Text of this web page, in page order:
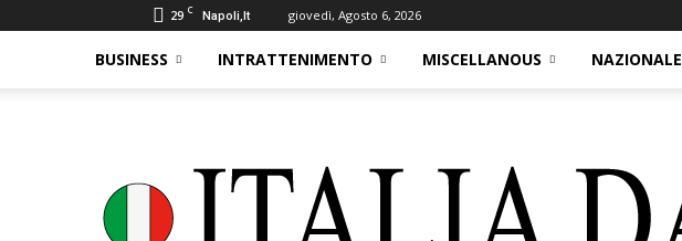
29 C Napoli,It giovedì, Agosto 6, 2026
BUSINESS INTRATTENIMENTO MISCELLANOUS NAZIONALE